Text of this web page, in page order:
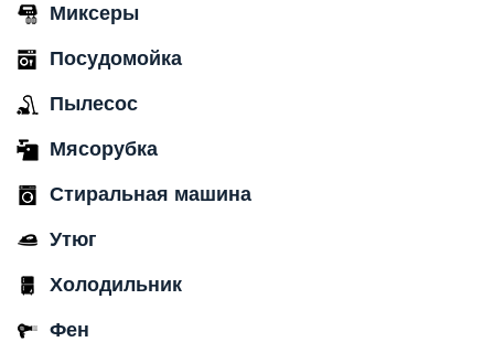
Миксеры
Посудомойка
Пылесос
Мясорубка
Стиральная машина
Утюг
Холодильник
Фен